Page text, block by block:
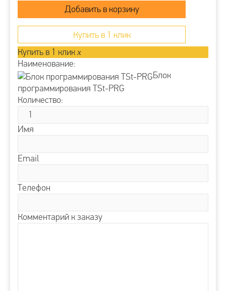
Купить в 1 клик
Купить в 1 клик x
Наименование:
Блок
программирования TSt-PRG
Количество:
Имя
Email
Телефон
Комментарий к заказу